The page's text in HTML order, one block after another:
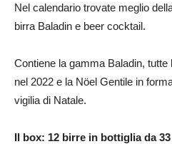
Nel calendario trovate meglio
birra Baladin e beer cocktail.
Contiene la gamma Baladin,
nel 2022 e la Nöel Gentile in
vigilia di Natale.
Il box: 12 birre in bottiglia da